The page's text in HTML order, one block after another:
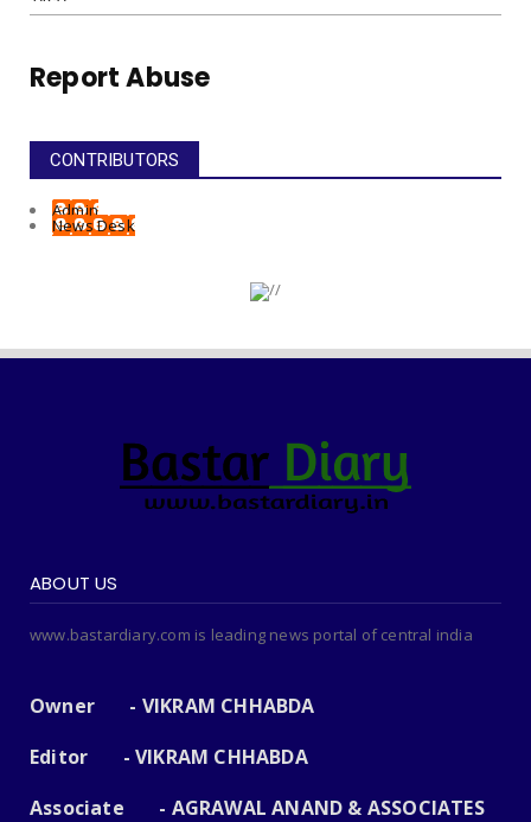
Report Abuse
CONTRIBUTORS
Admin
News Desk
ABOUT US
www.bastardiary.com is leading news portal of central india
Owner - VIKRAM CHHABDA
Editor - VIKRAM CHHABDA
Associate - AGRAWAL ANAND & ASSOCIATES